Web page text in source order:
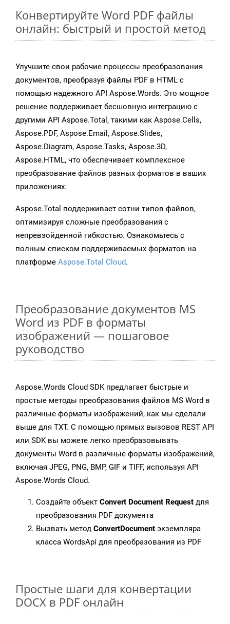
Конвертируйте Word PDF файлы
онлайн: быстрый и простой метод
Улучшите свои рабочие процессы преобразования
документов, преобразуя файлы PDF в HTML с
помощью надежного API Aspose.Words. Это мощное
решение поддерживает бесшовную интеграцию с
другими API Aspose.Total, такими как Aspose.Cells,
Aspose.PDF, Aspose.Email, Aspose.Slides,
Aspose.Diagram, Aspose.Tasks, Aspose.3D,
Aspose.HTML, что обеспечивает комплексное
преобразование файлов разных форматов в ваших
приложениях.
Aspose.Total поддерживает сотни типов файлов,
оптимизируя сложные преобразования с
непревзойденной гибкостью. Ознакомьтесь с
полным списком поддерживаемых форматов на
платформе Aspose.Total Cloud.
Преобразование документов MS
Word из PDF в форматы
изображений — пошаговое
руководство
Aspose.Words Cloud SDK предлагает быстрые и
простые методы преобразования файлов MS Word в
различные форматы изображений, как мы сделали
выше для TXT. С помощью прямых вызовов REST API
или SDK вы можете легко преобразовывать
документы Word в различные форматы изображений,
включая JPEG, PNG, BMP, GIF и TIFF, используя API
Aspose.Words Cloud.
Создайте объект Convert Document Request для
преобразования PDF документа
Вызвать метод ConvertDocument экземпляра
класса WordsApi для преобразования из PDF
Простые шаги для конвертации
DOCX в PDF онлайн